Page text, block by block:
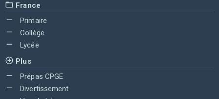
France
Primaire
Collège
Lycée
Plus
Prépas CPGE
Divertissement